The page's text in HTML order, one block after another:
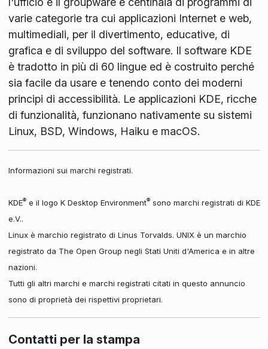
varie categorie tra cui applicazioni Internet e web,
multimediali, per il divertimento, educative, di
grafica e di sviluppo del software. Il software KDE
è tradotto in più di 60 lingue ed è costruito perché
sia facile da usare e tenendo conto dei moderni
principi di accessibilità. Le applicazioni KDE, ricche
di funzionalità, funzionano nativamente su sistemi
Linux, BSD, Windows, Haiku e macOS.
Informazioni sui marchi registrati.
KDE®e il logo K Desktop Environment®sono marchi registrati di KDE
e.V..
Linux è marchio registrato di Linus Torvalds. UNIX è un marchio
registrato da The Open Group negli Stati Uniti d'America e in altre
nazioni.
Tutti gli altri marchi e marchi registrati citati in questo annuncio
sono di proprietà dei rispettivi proprietari.
Contatti per la stampa